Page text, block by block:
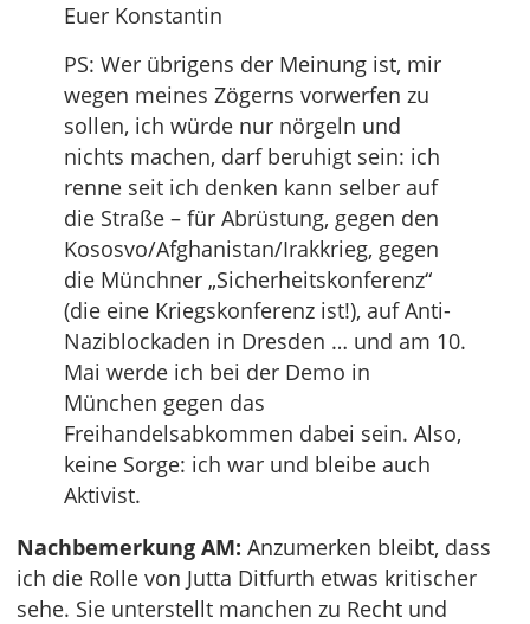
Euer Konstantin
PS: Wer übrigens der Meinung ist, mir
wegen meines Zögerns vorwerfen zu
sollen, ich würde nur nörgeln und
nichts machen, darf beruhigt sein: ich
renne seit ich denken kann selber auf
die Straße – für Abrüstung, gegen den
Kososvo/Afghanistan/Irakkrieg, gegen
die Münchner „Sicherheitskonferenz“
(die eine Kriegskonferenz ist!), auf Anti-
Naziblockaden in Dresden … und am 10.
Mai werde ich bei der Demo in
München gegen das
Freihandelsabkommen dabei sein. Also,
keine Sorge: ich war und bleibe auch
Aktivist.
Nachbemerkung AM: Anzumerken bleibt, dass
ich die Rolle von Jutta Ditfurth etwas kritischer
sehe. Sie unterstellt manchen zu Recht und